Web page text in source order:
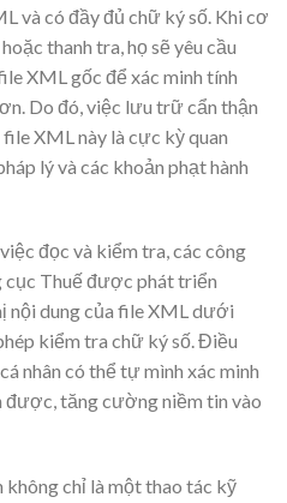
và có đầy đủ chữ ký số. Khi cơ
thanh tra, họ sẽ yêu cầu
XML gốc để xác minh tính
Do đó, việc lưu trữ cẩn thận
XML này là cực kỳ quan
lý và các khoản phạt hành
đọc và kiểm tra, các công
cục Thuế được phát triển
nội dung của file XML dưới
kiểm tra chữ ký số. Điều
nhân có thể tự mình xác minh
được, tăng cường niềm tin vào
chỉ là một thao tác kỹ